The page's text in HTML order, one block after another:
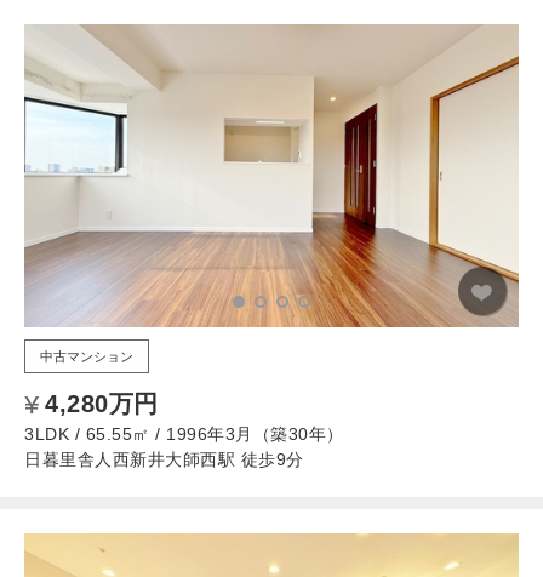
中古マンション
4,280万円
3LDK / 65.55㎡ / 1996年3月（築30年）
日暮里舎人西新井大師西駅 徒歩9分